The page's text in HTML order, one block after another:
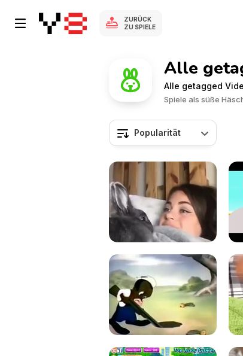
ZURÜCK
ZU SPIELE
Alle
Alle getagged
Spiele als süße
Popularität